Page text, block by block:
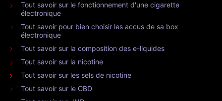
Tout savoir sur le fonctionnement d'une cigarette
électronique
Tout savoir pour bien choisir les accus de sa box
électronique
Tout savoir sur la composition des e-liquides
Tout savoir sur la nicotine
Tout savoir sur les sels de nicotine
Tout savoir sur le CBD